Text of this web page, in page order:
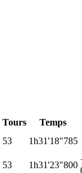
Tours
Temps
53 1h31'18"785
53 1h31'23"800